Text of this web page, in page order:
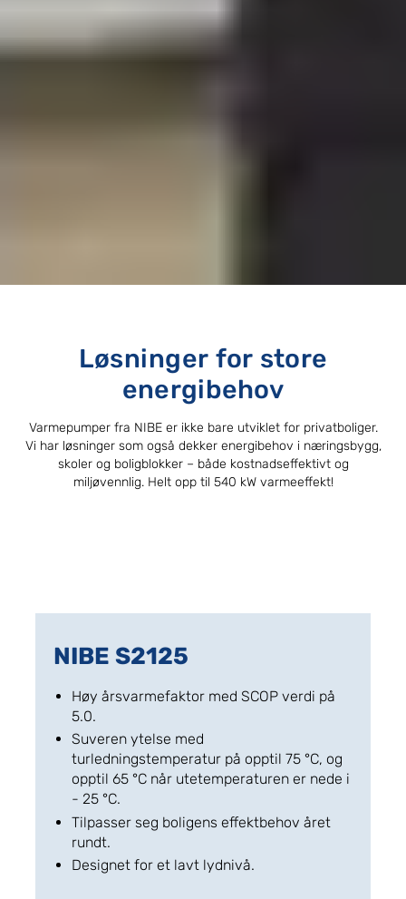
Løsninger for store
energibehov
Varmepumper fra NIBE er ikke bare utviklet for privatboliger.
Vi har løsninger som også dekker energibehov i næringsbygg,
skoler og boligblokker – både kostnadseffektivt og
miljøvennlig. Helt opp til 540 kW varmeeffekt!
NIBE S2125
Høy årsvarmefaktor med SCOP verdi på
5.0.
Suveren ytelse med
turledningstemperatur på opptil 75 °C, og
opptil 65 °C når utetemperaturen er nede i
- 25 °C.
Tilpasser seg boligens effektbehov året
rundt.
Designet for et lavt lydnivå.